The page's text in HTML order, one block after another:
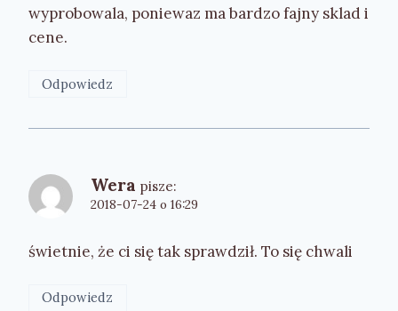
wyprobowala, poniewaz ma bardzo fajny sklad i
cene.
Odpowiedz
Wera pisze:
2018-07-24 o 16:29
świetnie, że ci się tak sprawdził. To się chwali
Odpowiedz